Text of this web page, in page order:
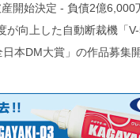
開始決定 - 負債2億6,000
が向上した自動断裁機「
本DM大賞」の作品募集